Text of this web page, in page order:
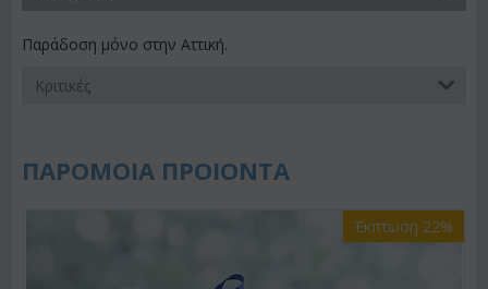
Παράδοση μόνο στην Αττική.
Κριτικές
ΠΑΡΟΜΟΙΑ ΠΡΟΙΟΝΤΑ
Έκπτωση 22%